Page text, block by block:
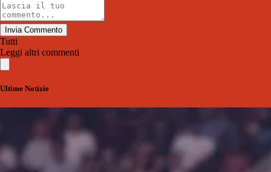
Invia Commento
Tutti
Leggi altri commenti
Ultime Notizie